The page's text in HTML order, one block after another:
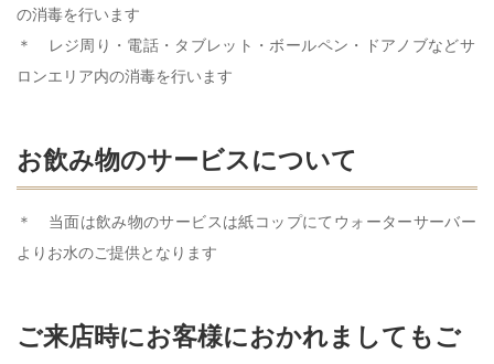
の消毒を行います
＊ レジ周り・電話・タブレット・ボールペン・ドアノブなどサ
ロンエリア内の消毒を行います
お飲み物のサービスについて
＊ 当面は飲み物のサービスは紙コップにてウォーターサーバー
よりお水のご提供となります
ご来店時にお客様におかれましてもご